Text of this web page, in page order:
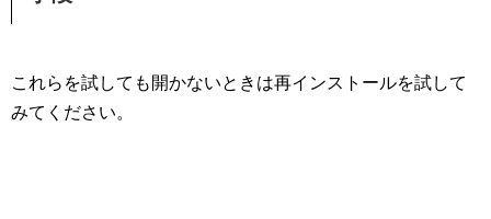
これらを試しても開かないときは再インストールを試して
みてください。